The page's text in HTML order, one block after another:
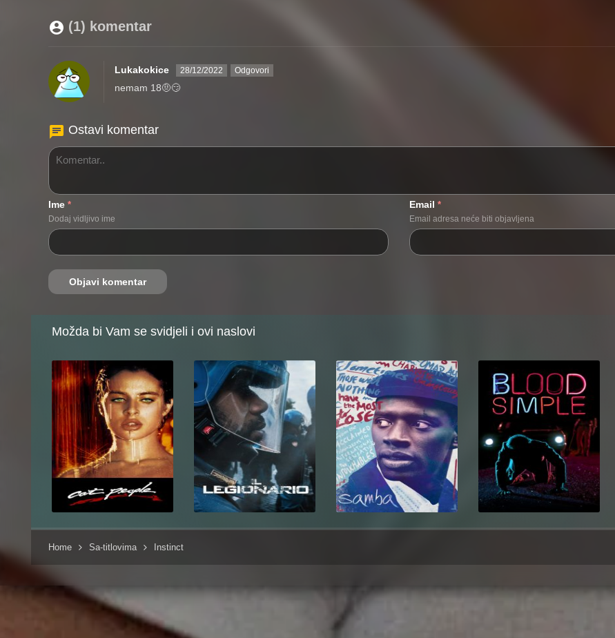
(1) komentar
Lukakokice 28/12/2022 Odgovori
nemam 18🤨😏
Ostavi komentar
Ime *
Dodaj vidljivo ime
Email *
Email adresa neće biti objavljena
Možda bi Vam se svidjeli i ovi naslovi
Home Sa-titlovima Instinct